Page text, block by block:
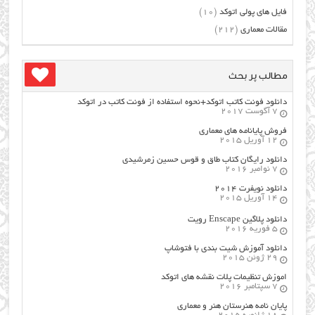
فایل های پولی اتوکد (10)
مقالات معماری (212)
مطالب پر بحث
دانلود فونت کاتب اتوکد+نحوه استفاده از فونت کاتب در اتوکد
7 آگوست 2017
فروش پایانامه های معماری
12 آوریل 2015
دانلود رایگان کتاب طاق و قوس حسین زمرشیدی
7 نوامبر 2016
دانلود نویفرت ۲۰۱۴
14 آوریل 2015
دانلود پلاگین Enscape رویت
5 فوریه 2016
دانلود آموزش شیت بندی با فتوشاپ
29 ژوئن 2015
اموزش تنظیمات پلات نقشه های اتوکد
7 سپتامبر 2016
پایان نامه هنرستان هنر و معماري